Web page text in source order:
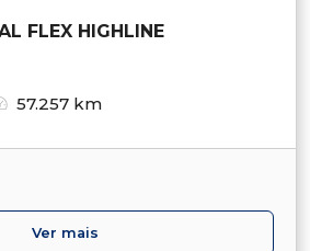
FLEX HIGHLINE
57.257 km
Ver mais